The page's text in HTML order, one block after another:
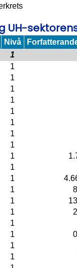
UH-
Nivå
1
1
1
1
1
1
1
1
1
1
1
1
1
1
1
1
1
1
1